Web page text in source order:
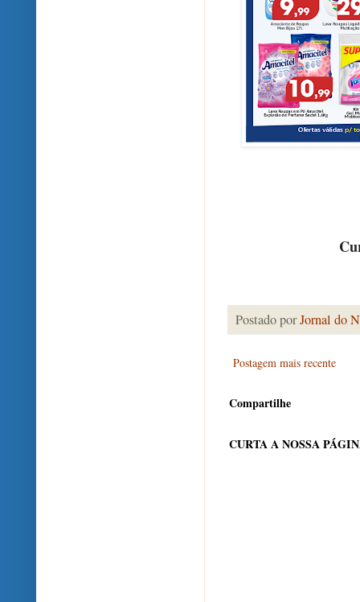
Postado porJornal do
Postagem mais recente
Compartilhe
CURTA A NOSSA